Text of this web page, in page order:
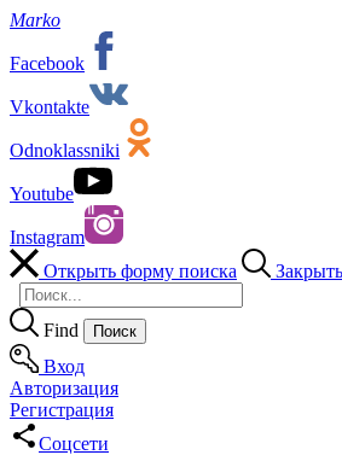
Marko
Facebook
Vkontakte
Odnoklassniki
Youtube
Instagram
Открыть форму поиска
Find
Вход
Авторизация
Регистрация
Соцсети